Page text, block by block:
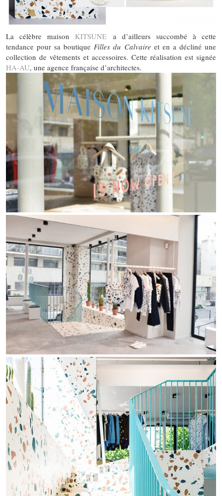
La célèbre maison KITSUNE a d’ailleurs succombé à cette
tendance pour sa boutique Filles du Calvaire et en a décliné une
collection de vêtements et accessoires. Cette réalisation est signée
HA-AU, une agence française d’architectes.